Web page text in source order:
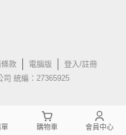
款 電腦版
登入/註冊
司 統編：27365925
購物車 會員中心